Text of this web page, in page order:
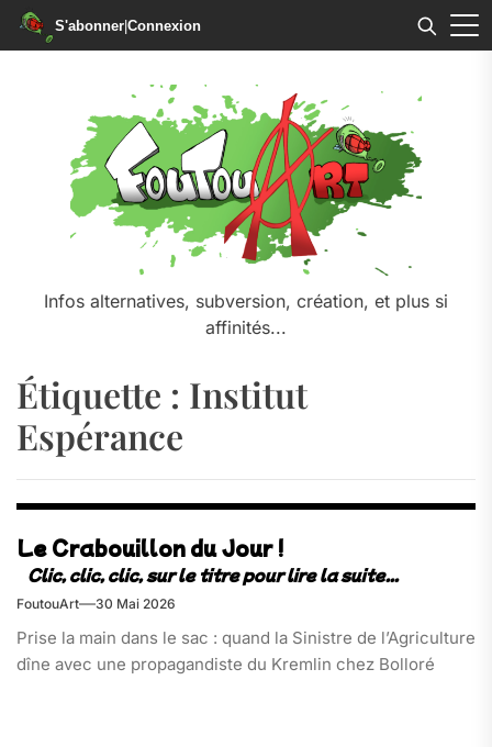
S'abonner|Connexion
Infos alternatives, subversion, création, et plus si
affinités...
Étiquette : Institut
Espérance
Le Crabouillon du Jour !
FoutouArt 30 Mai 2026
Prise la main dans le sac : quand la Sinistre de l’Agriculture
dîne avec une propagandiste du Kremlin chez Bolloré